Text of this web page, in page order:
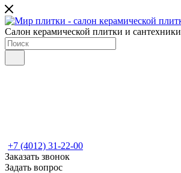
Салон керамической плитки и сантехники
+7 (4012) 31-22-00
Заказать звонок
Задать вопрос